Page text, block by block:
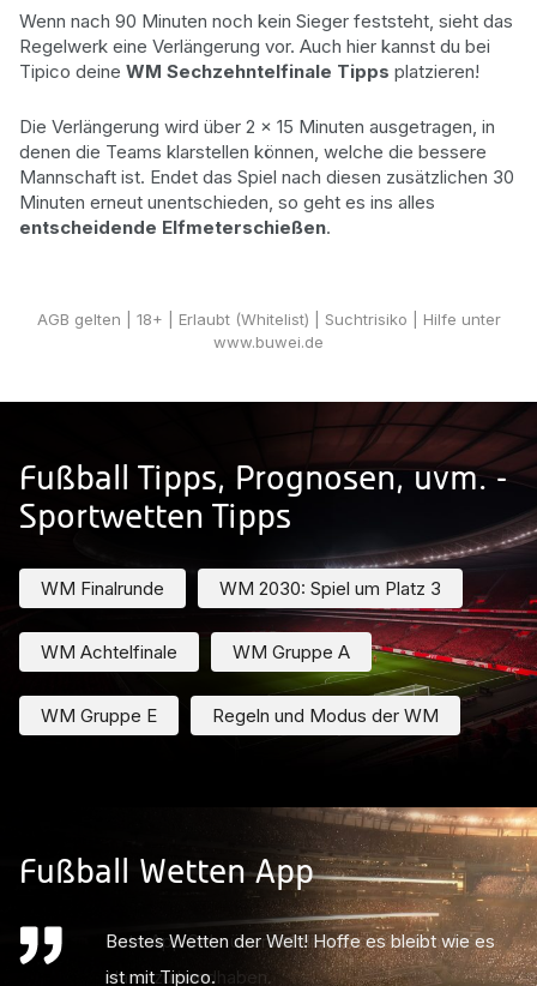
Wenn nach 90 Minuten noch kein Sieger feststeht, sieht das
Regelwerk eine Verlängerung vor. Auch hier kannst du bei
Tipico deine WM Sechzehntelfinale Tipps platzieren!
Die Verlängerung wird über 2 x 15 Minuten ausgetragen, in
denen die Teams klarstellen können, welche die bessere
Mannschaft ist. Endet das Spiel nach diesen zusätzlichen 30
Minuten erneut unentschieden, so geht es ins alles
entscheidende Elfmeterschießen.
AGB gelten | 18+ | Erlaubt (Whitelist) | Suchtrisiko | Hilfe unter
www.buwei.de
Fußball Tipps, Prognosen, uvm. -
Sportwetten Tipps
WM Finalrunde WM 2030: Spiel um Platz 3
WM Achtelfinale WM Gruppe A
WM Gruppe E Regeln und Modus der WM
Fußball Wetten App
Bestes Wetten der Welt! Hoffe es bleibt wie es
ist mit Tipico.